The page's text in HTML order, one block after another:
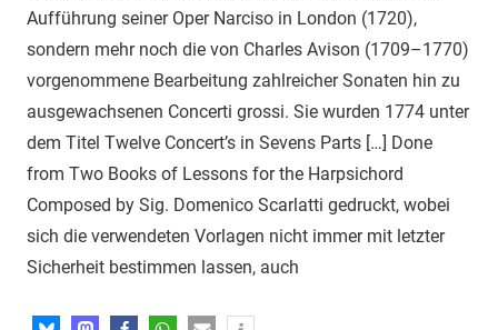
Aufführung seiner Oper Narciso in London (1720),
sondern mehr noch die von Charles Avison (1709–1770)
vorgenommene Bearbeitung zahlreicher Sonaten hin zu
ausgewachsenen Concerti grossi. Sie wurden 1774 unter
dem Titel Twelve Concert’s in Sevens Parts […] Done
from Two Books of Lessons for the Harpsichord
Composed by Sig. Domenico Scarlatti gedruckt, wobei
sich die verwendeten Vorlagen nicht immer mit letzter
Sicherheit bestimmen lassen, auch